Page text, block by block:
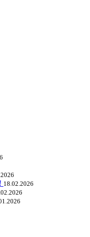
18.02.2026